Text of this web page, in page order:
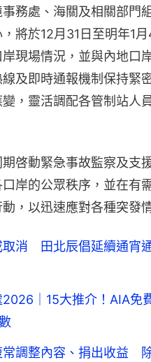
務處、海關及相關部門
將於12月31日至明年1
現場情況，並與內地口
及即時通報機制保持緊
，靈活調配各管制站人
啓動緊急事故監察及支
岸的公眾秩序，並在有
，以迅速應對各種突發
取消 田北辰倡延續通宵
｜15大推介！AIA免
常調整內容、捐出收益